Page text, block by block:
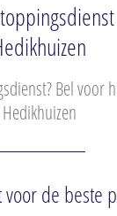
Bel voor
Hedikhuizen
de beste